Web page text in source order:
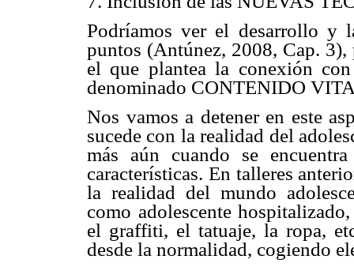
Podríamos ver el desarrollo y
puntos (Antúnez, 2008, Cap. 3),
el que plantea la conexión
denominado CONTENIDO
Nos vamos a detener en este
sucede con la realidad del
más aún cuando se
características. En talleres
la realidad del mundo
como adolescente
el graffiti, el tatuaje, la ropa,
desde la normalidad, cogiendo